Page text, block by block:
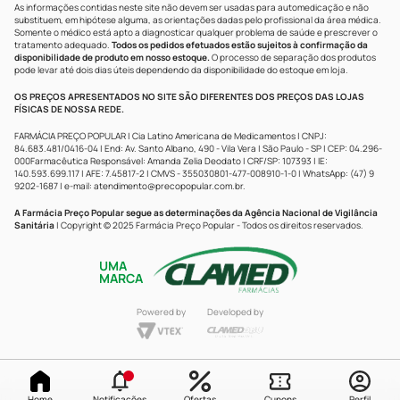
As informações contidas neste site não devem ser usadas para automedicação e não
substituem, em hipótese alguma, as orientações dadas pelo profissional da área médica.
Somente o médico está apto a diagnosticar qualquer problema de saúde e prescrever o
tratamento adequado. Todos os pedidos efetuados estão sujeitos à confirmação da
disponibilidade de produto em nosso estoque.O processo de separação dos produtos
pode levar até dois dias úteis dependendo da disponibilidade do estoque em loja.
OS PREÇOS APRESENTADOS NO SITE SÃO DIFERENTES DOS PREÇOS DAS LOJAS
FÍSICAS DE NOSSA REDE.
FARMÁCIA PREÇO POPULAR | Cia Latino Americana de Medicamentos | CNPJ:
84.683.481/0416-04 | End: Av. Santo Albano, 490 - Vila Vera | São Paulo - SP | CEP: 04.296-
000Farmacêutica Responsável: Amanda Zelia Deodato | CRF/SP: 107393 | IE:
140.593.699.117 | AFE: 7.45817-2 | CMVS - 355030801-477-008910-1-0 | WhatsApp: (47) 9
9202-1687 | e-mail: atendimento@precopopular.com.br.
A Farmácia Preço Popular segue as determinações da Agência Nacional de Vigilância
Sanitária | Copyright © 2025 Farmácia Preço Popular - Todos os direitos reservados.
UMA
MARCA
Powered by Developed by